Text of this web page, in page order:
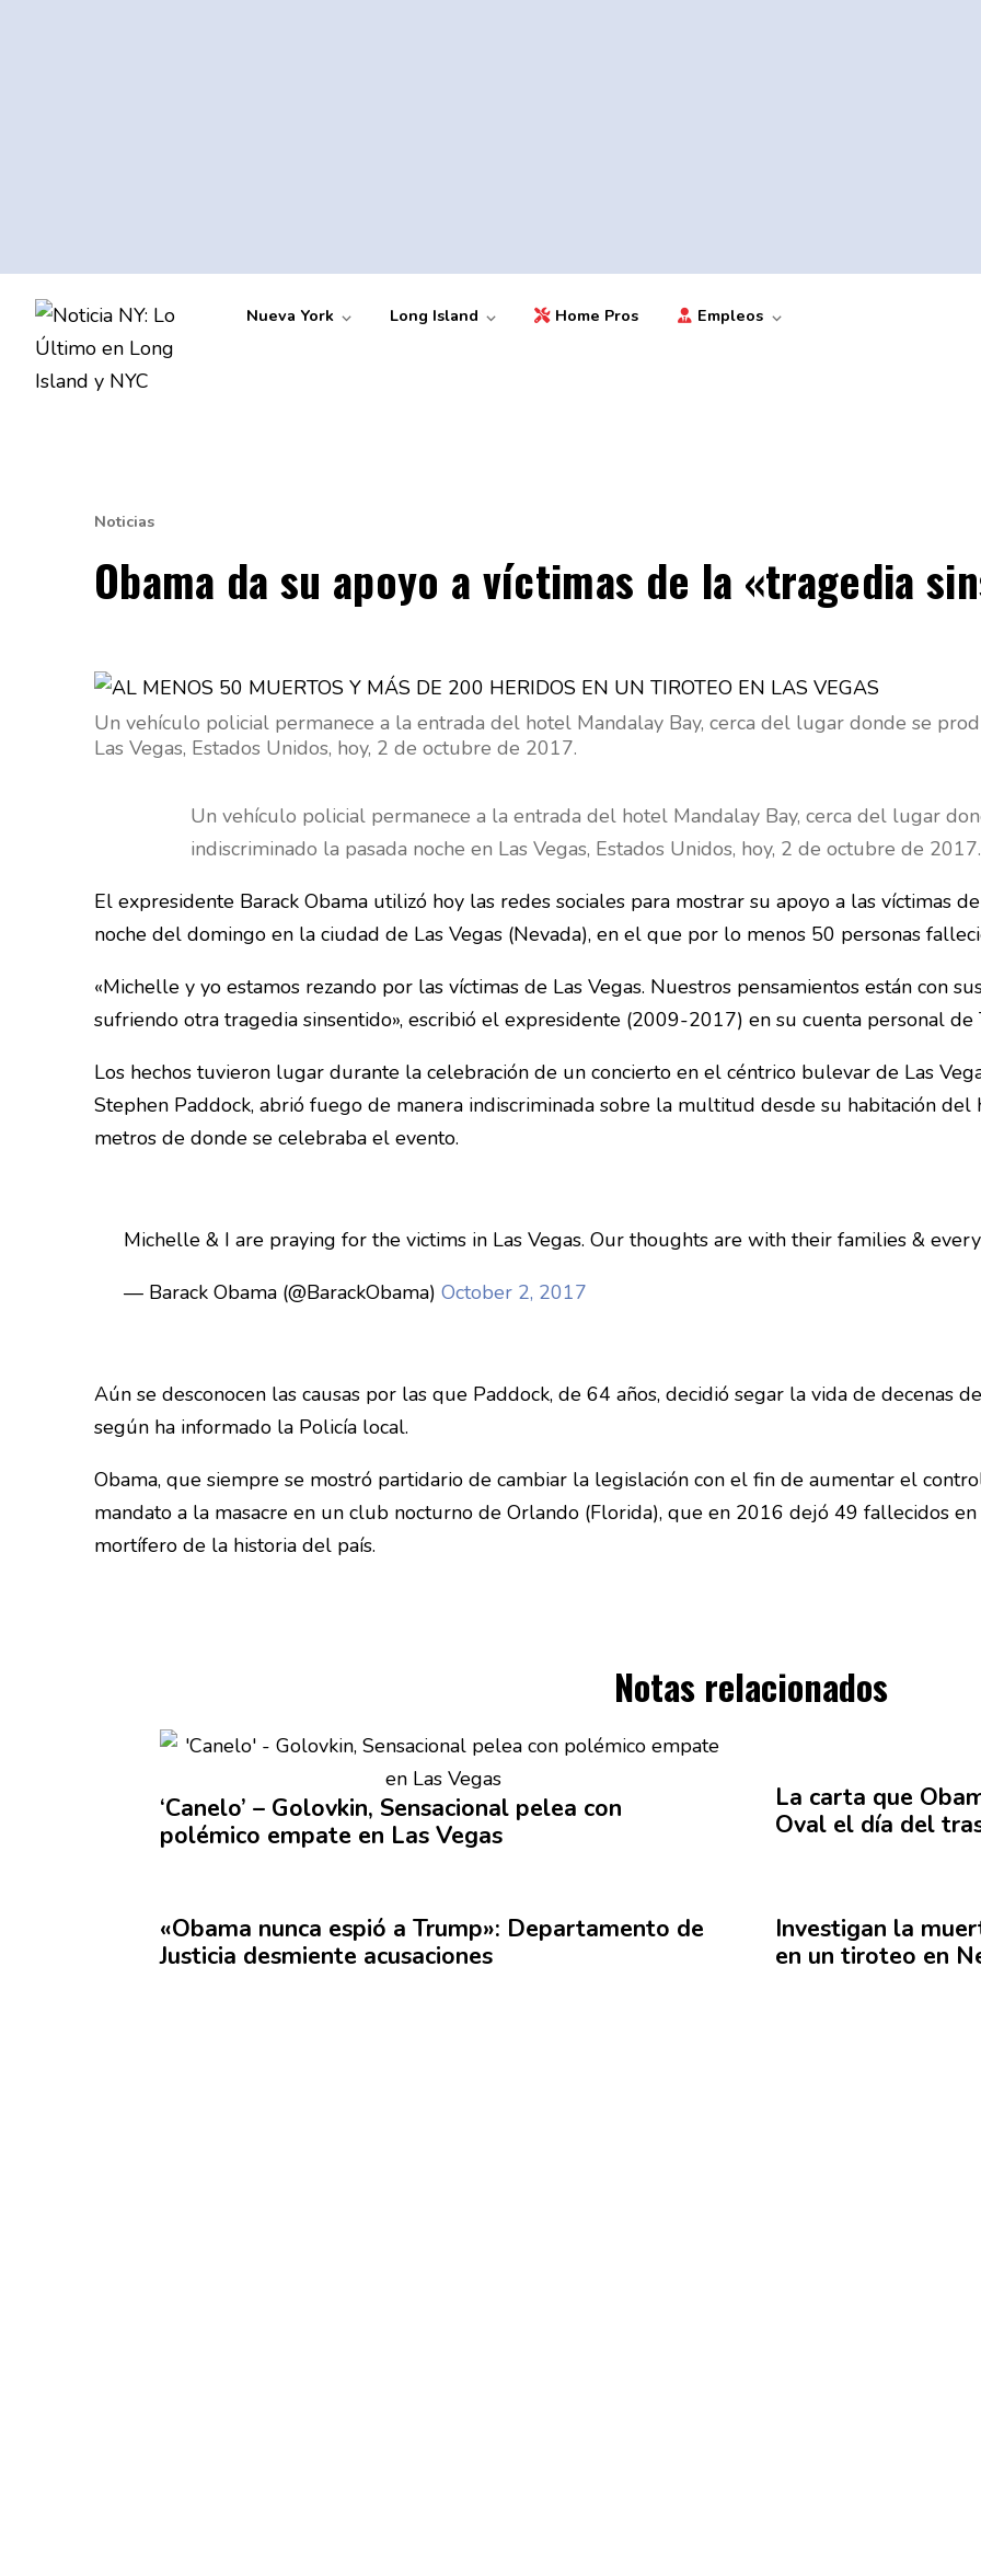
Nueva York Long Island Home Pros Empleos
Noticias
Obama da su apoyo a víctimas de la «tragedia
Un vehículo policial permanece a la entrada del hotel Mandalay Bay, cerca del lugar donde se
Las Vegas, Estados Unidos, hoy, 2 de octubre de 2017.
Un vehículo policial permanece a la entrada del hotel Mandalay Bay, cerca del lugar
indiscriminado la pasada noche en Las Vegas, Estados Unidos, hoy, 2 de octubre de 2017.
El expresidente Barack Obama utilizó hoy las redes sociales para mostrar su apoyo a las víctimas
noche del domingo en la ciudad de Las Vegas (Nevada), en el que por lo menos 50 personas
«Michelle y yo estamos rezando por las víctimas de Las Vegas. Nuestros pensamientos están con
sufriendo otra tragedia sinsentido», escribió el expresidente (2009-2017) en su cuenta personal de
Los hechos tuvieron lugar durante la celebración de un concierto en el céntrico bulevar de Las
Stephen Paddock, abrió fuego de manera indiscriminada sobre la multitud desde su habitación del
metros de donde se celebraba el evento.
Michelle & I are praying for the victims in Las Vegas. Our thoughts are with their families &
— Barack Obama (@BarackObama) October 2, 2017
Aún se desconocen las causas por las que Paddock, de 64 años, decidió segar la vida de decenas
según ha informado la Policía local.
Obama, que siempre se mostró partidario de cambiar la legislación con el fin de aumentar el
mandato a la masacre en un club nocturno de Orlando (Florida), que en 2016 dejó 49 fallecidos
mortífero de la historia del país.
Notas relacionados
‘Canelo’ – Golovkin, Sensacional pelea con
polémico empate en Las Vegas
La carta que
Oval el día del
«Obama nunca espió a Trump»: Departamento de
Justicia desmiente acusaciones
Investigan la
en un tiroteo en